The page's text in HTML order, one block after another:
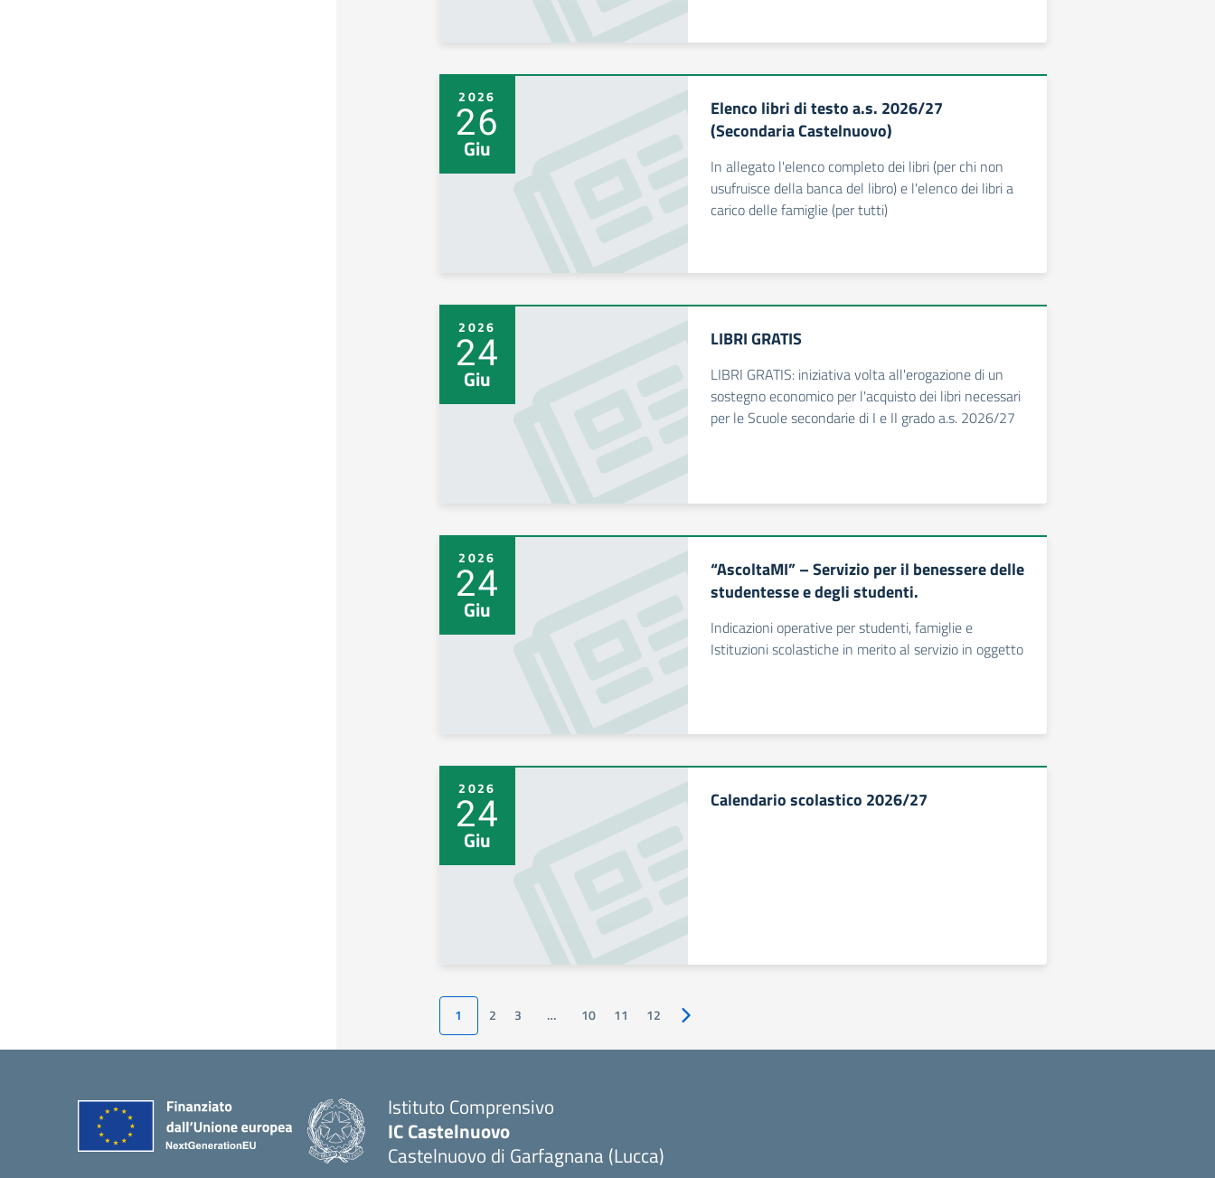
2026
26
Giu
Elenco libri di testo a.s. 2026/27
(Secondaria Castelnuovo)
In allegato l'elenco completo dei libri (per chi non
usufruisce della banca del libro) e l'elenco dei libri a
carico delle famiglie (per tutti)
2026
24
Giu
LIBRI GRATIS
LIBRI GRATIS: iniziativa volta all'erogazione di un
sostegno economico per l'acquisto dei libri necessari
per le Scuole secondarie di I e II grado a.s. 2026/27
2026
24
Giu
“AscoltaMI” – Servizio per il benessere delle
studentesse e degli studenti.
Indicazioni operative per studenti, famiglie e
Istituzioni scolastiche in merito al servizio in oggetto
2026
24
Giu
Calendario scolastico 2026/27
1 2 3 … 10 11 12 Pagina successiva
Istituto Comprensivo
IC Castelnuovo
Castelnuovo di Garfagnana (Lucca)